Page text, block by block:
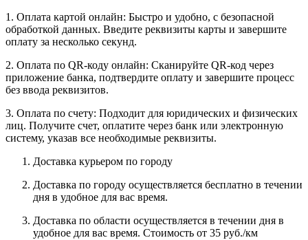
1. Оплата картой онлайн: Быстро и удобно, с безопасной
обработкой данных. Введите реквизиты карты и завершите
оплату за несколько секунд.
2. Оплата по QR-коду онлайн: Сканируйте QR-код через
приложение банка, подтвердите оплату и завершите процесс
без ввода реквизитов.
3. Оплата по счету: Подходит для юридических и физических
лиц. Получите счет, оплатите через банк или электронную
систему, указав все необходимые реквизиты.
Доставка курьером по городу
Доставка по городу осуществляется бесплатно в течении
дня в удобное для вас время.
Доставка по области осуществляется в течении дня в
удобное для вас время. Стоимость от 35 руб./км